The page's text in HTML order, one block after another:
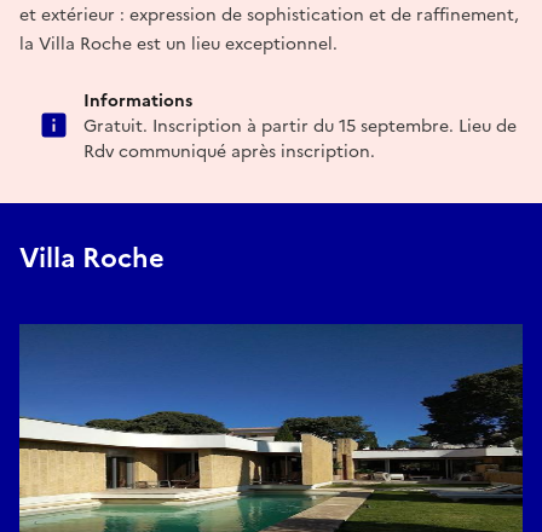
et extérieur : expression de sophistication et de raffinement,
la Villa Roche est un lieu exceptionnel.
Informations
Gratuit. Inscription à partir du 15 septembre. Lieu de
Rdv communiqué après inscription.
Villa Roche